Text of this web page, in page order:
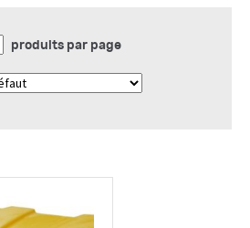
produits par page